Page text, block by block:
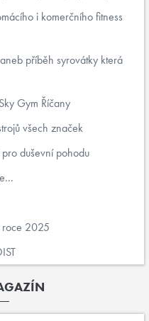
i komerčního fitness
příběh syrovátky která
Gym Říčany
všech značek
duševní pohodu
roce 2025